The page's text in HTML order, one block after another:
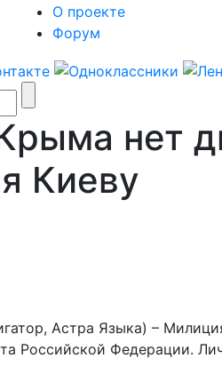
О проекте
Форум
нет
Киеву
Астра Языка) –
Российской Федерации.